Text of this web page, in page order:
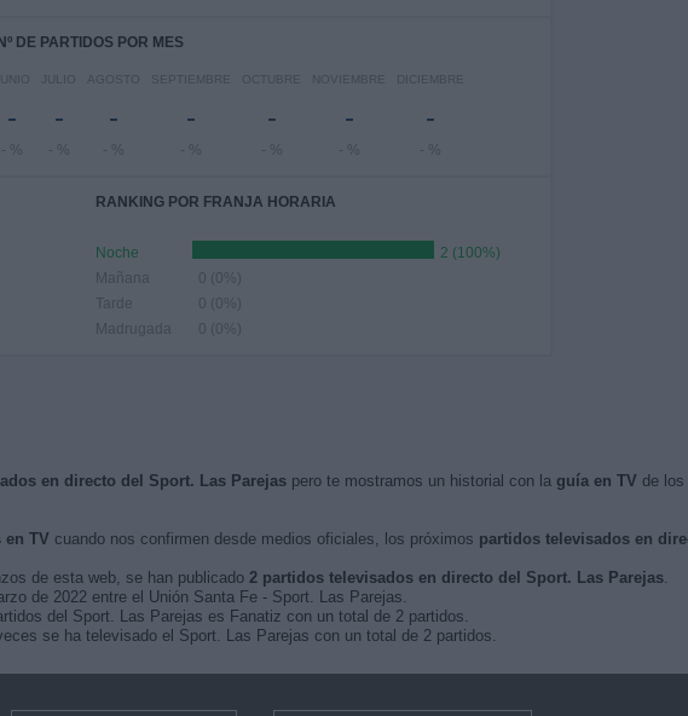
Nº DE PARTIDOS POR MES
-
- %
JULIO
-
- %
AGOSTO
-
- %
SEPTIEMBRE
-
- %
OCTUBRE
-
- %
NOVIEMBRE
-
- %
DICIEMBRE
-
- %
RANKING POR FRANJA HORARIA
Noche
2 (100%)
Mañana
0 (0%)
Tarde
0 (0%)
Madrugada
0 (0%)
en directo del Sport. Las Parejaspero te mostramos un historial con la guía en TV de los
en TV cuando nos confirmen desde medios oficiales, los próximos partidos televisados en
de esta web, se han publicado 2 partidos televisados en directo del Sport. Las Parejas.
de 2022 entre el Unión Santa Fe - Sport. Las Parejas.
del Sport. Las Parejas es Fanatiz con un total de 2 partidos.
se ha televisado el Sport. Las Parejas con un total de 2 partidos.